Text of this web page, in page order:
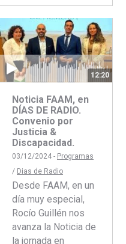
concon
12:20
Noticia FAAM, en
DÍAS DE RADIO.
Convenio por
Justicia &
Discapacidad.
03/12/2024 - Programas
/ Dias de Radio
Desde FAAM, en un
día muy especial,
Rocío Guillén nos
avanza la Noticia de
la jornada en